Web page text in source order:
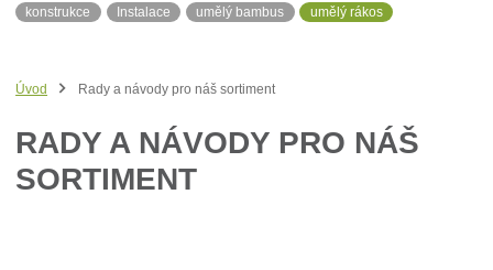
konstrukce
Instalace umělý bambus
umělý rákos
Stín
Úvod Rady a návody pro náš sortiment
RADY A NÁVODY PRO NÁŠ
SORTIMENT